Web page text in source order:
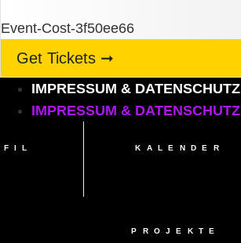
Event-Cost-3f50ee66
Get Tickets ➞
IMPRESSUM & DATENSCHUTZ
IMPRESSUM & DATENSCHUTZ
KALENDER
PROJEKTE